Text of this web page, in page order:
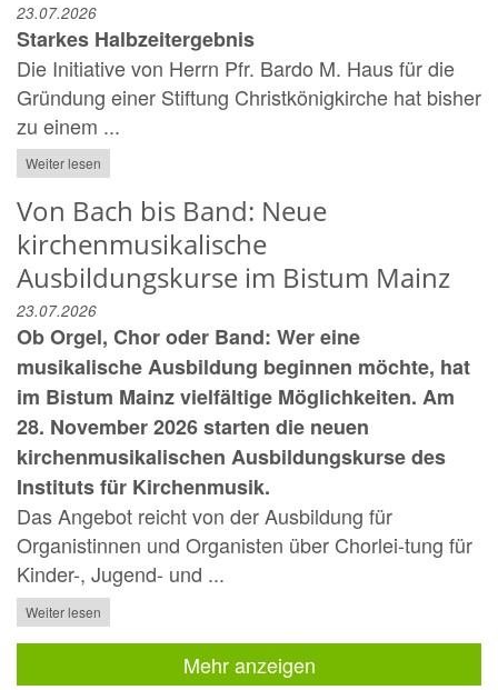
23.07.2026
Starkes Halbzeitergebnis
Die Initiative von Herrn Pfr. Bardo M. Haus für die
Gründung einer Stiftung Christkönigkirche hat bisher
zu einem ...
Weiter lesen
Von Bach bis Band: Neue
kirchenmusikalische
Ausbildungskurse im Bistum Mainz
23.07.2026
Ob Orgel, Chor oder Band: Wer eine
musikalische Ausbildung beginnen möchte, hat
im Bistum Mainz vielfältige Möglichkeiten. Am
28. November 2026 starten die neuen
kirchenmusikalischen Ausbildungskurse des
Instituts für Kirchenmusik.
Das Angebot reicht von der Ausbildung für
Organistinnen und Organisten über Chorlei-tung für
Kinder-, Jugend- und ...
Weiter lesen
Mehr anzeigen